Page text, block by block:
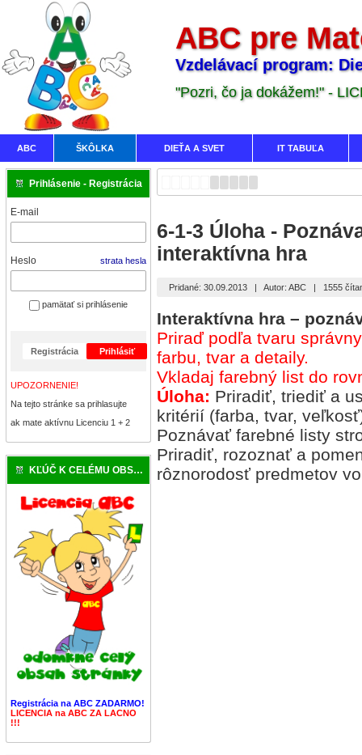
ABC pre
Vzdelávací program:
"Pozri, čo ja dokážem!" -
ABC ŠKÔLKA DIEŤA A SVET IT TABUĽA
Prihlásenie - Registrácia
E-mail
Heslo strata hesla
pamätať si prihlásenie
Registrácia Prihlásiť
UPOZORNENIE!
Na tejto stránke sa prihlasujte
ak mate aktívnu Licenciu 1 + 2
KĽÚČ K CELÉMU OBSAHU
Registrácia na ABC ZADARMO!
LICENCIA na ABC ZA LACNO
!!!
6-1-3 Úloha -
interaktívna hra
Pridané: 30.09.2013 |Autor: ABC | 1555
Interaktívna hra –
Priraď podľa tvaru
farbu, tvar a detaily.
Vkladaj farebný list do
Úloha: Priradiť, triediť a
kritérií (farba, tvar,
Poznávať farebné listy
Priradiť, rozoznať a
rôznorodosť predmetov